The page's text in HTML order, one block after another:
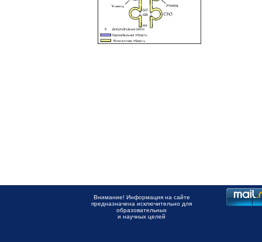
Внимание! Информация на сайте
предназначена исключительно для
образовательных
и научных целей